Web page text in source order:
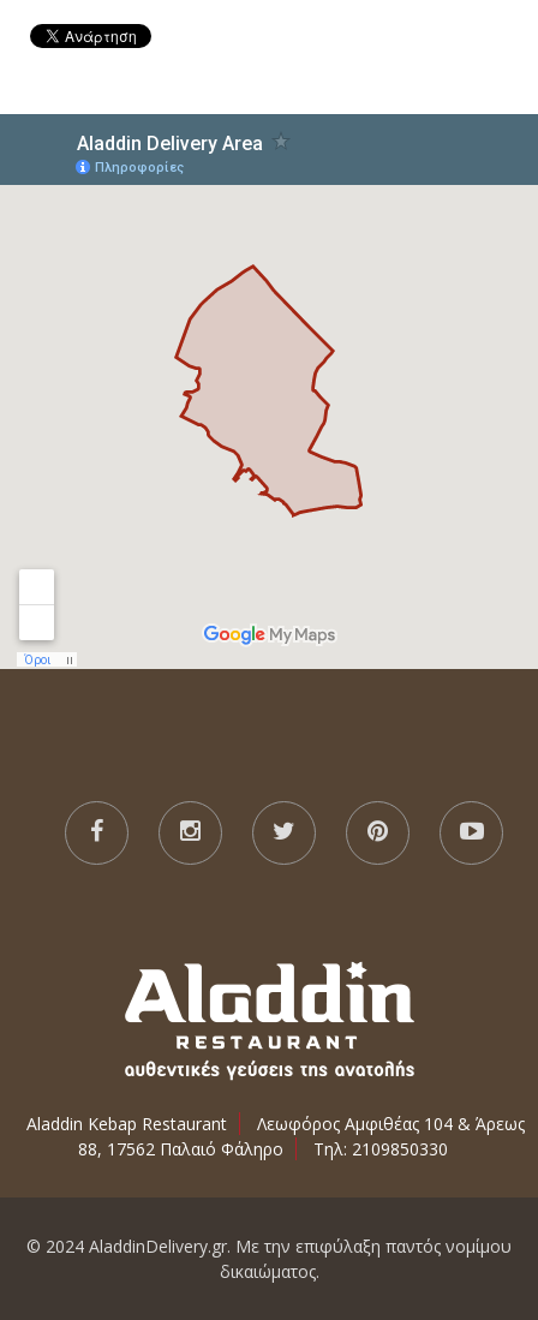
Aladdin Kebap Restaurant
Λεωφόρος Αμφιθέας 104 & Άρεως
88, 17562 Παλαιό Φάληρο
Τηλ: 2109850330
© 2024 AladdinDelivery.gr. Με την επιφύλαξη παντός νομίμου
δικαιώματος.